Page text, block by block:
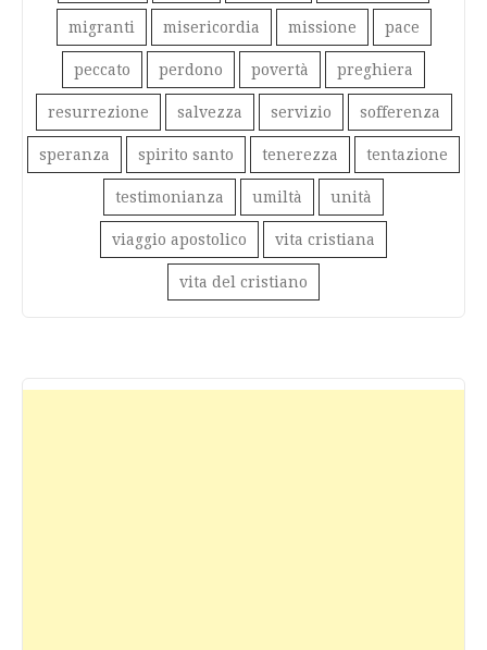
migranti misericordia missione pace
peccato perdono povertà preghiera
resurrezione salvezza servizio sofferenza
speranza spirito santo tenerezza tentazione
testimonianza umiltà unità
viaggio apostolico vita cristiana
vita del cristiano